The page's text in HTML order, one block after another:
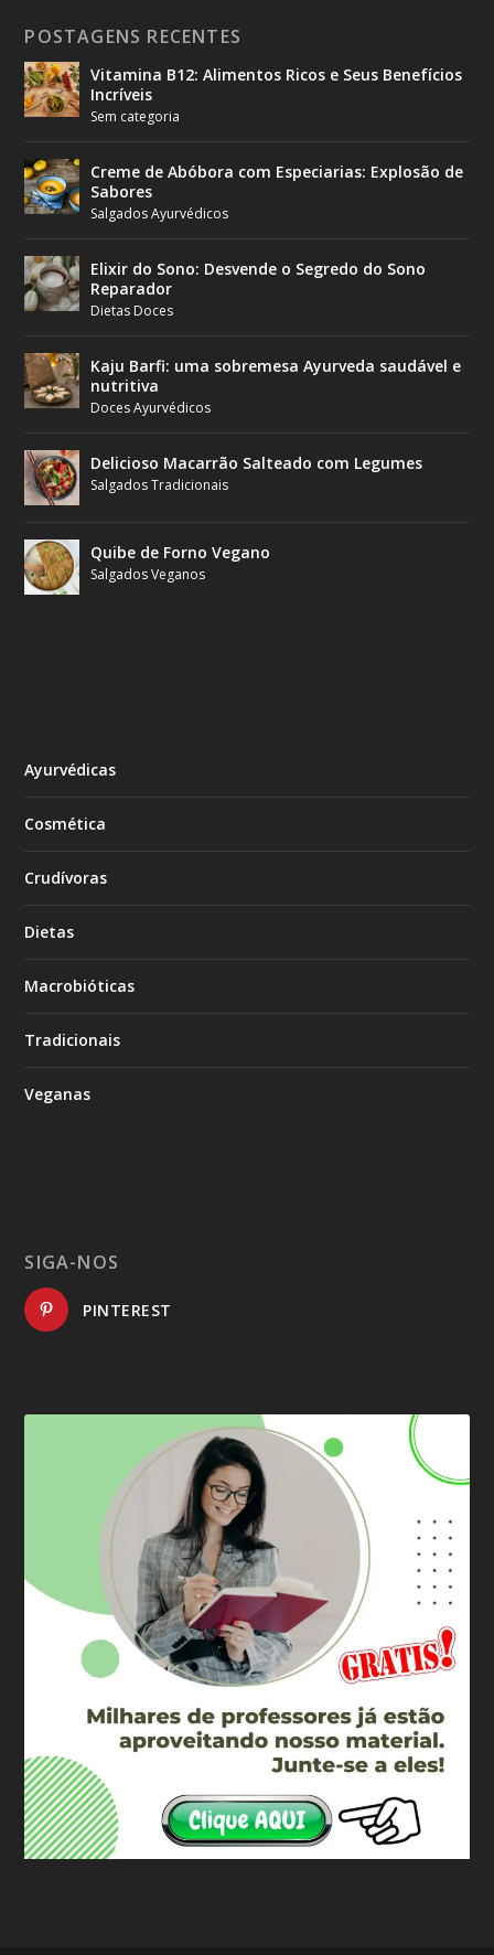
POSTAGENS RECENTES
Vitamina B12: Alimentos Ricos e Seus Benefícios
Incríveis
Sem categoria
Creme de Abóbora com Especiarias: Explosão de
Sabores
Salgados Ayurvédicos
Elixir do Sono: Desvende o Segredo do Sono
Reparador
Dietas Doces
Kaju Barfi: uma sobremesa Ayurveda saudável e
nutritiva
Doces Ayurvédicos
Delicioso Macarrão Salteado com Legumes
Salgados Tradicionais
Quibe de Forno Vegano
Salgados Veganos
Ayurvédicas
Cosmética
Crudívoras
Dietas
Macrobióticas
Tradicionais
Veganas
SIGA-NOS
PINTEREST